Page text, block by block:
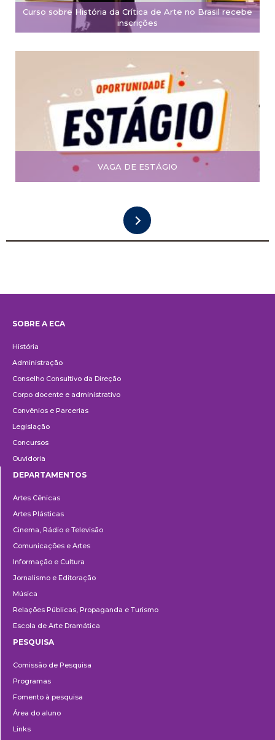
Curso sobre História da Crítica de Arte no Brasil recebe
inscrições
VAGA DE ESTÁGIO
SOBRE A ECA
História
Administração
Conselho Consultivo da Direção
Corpo docente e administrativo
Convênios e Parcerias
Legislação
Concursos
Ouvidoria
DEPARTAMENTOS
Artes Cênicas
Artes Plásticas
Cinema, Rádio e Televisão
Comunicações e Artes
Informação e Cultura
Jornalismo e Editoração
Música
Relações Públicas, Propaganda e Turismo
Escola de Arte Dramática
PESQUISA
Comissão de Pesquisa
Programas
Fomento à pesquisa
Área do aluno
Links